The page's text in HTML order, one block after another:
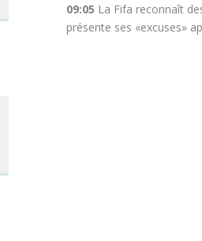
09:05 La Fifa reconnaît
présente ses «excuses»